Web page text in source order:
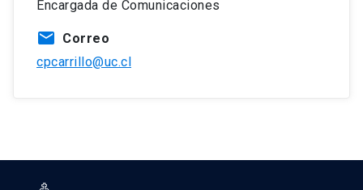
Encargada de Comunicaciones
mail Correo
cpcarrillo@uc.cl